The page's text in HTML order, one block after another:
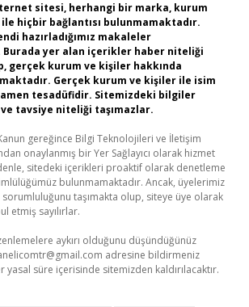
sitesi, herhangi bir marka, kurum
hiçbir bağlantısı bulunmamaktadır.
hazırladığımız makaleler
Burada yer alan içerikler haber niteliği
gerçek kurum ve kişiler hakkında
Gerçek kurum ve kişiler ile isim
tesadüfidir. Sitemizdeki bilgiler
tavsiye niteliği taşımazlar.
Kanun gereğince Bilgi Teknolojileri ve İletişim
onaylanmış bir Yer Sağlayıcı olarak hizmet
sitedeki içerikleri proaktif olarak denetleme
bulunmamaktadır. Ancak, üyelerimiz
sorumluluğunu taşımakta olup, siteye üye olarak
etmiş sayılırlar.
aykırı olduğunu düşündüğünüz
adresine bildirmeniz
yasal süre içerisinde sitemizden kaldırılacaktır.